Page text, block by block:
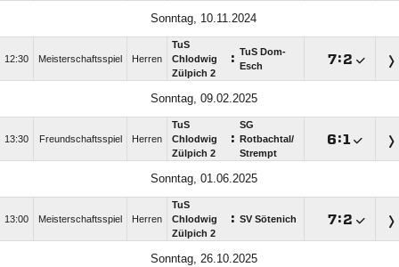
Sonntag, 10.11.2024
12:30 Meisterschaftsspiel Herren
TuS
Chlodwig
Zülpich 2
: TuS Dom-
Esch
:
Sonntag, 09.02.2025
13:30 Freundschaftsspiel Herren
TuS
Chlodwig
Zülpich 2
:
SG
Rotbachtal/​
Strempt
:
Sonntag, 01.06.2025
13:00 Meisterschaftsspiel Herren
TuS
Chlodwig
Zülpich 2
: SV Sötenich :
Sonntag, 26.10.2025